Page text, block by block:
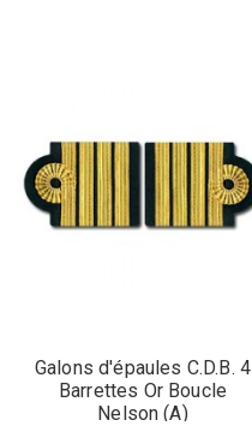
Galons d'épaules C.D.B. 4
Barrettes Or Boucle
Nelson (A)